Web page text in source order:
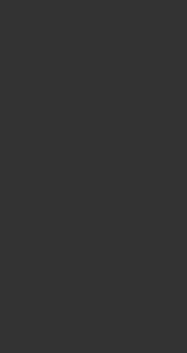
ist jede von der